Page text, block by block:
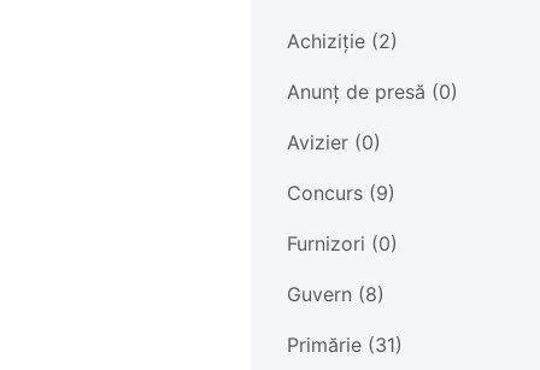
Achiziție (2)
Anunț de presă (0)
Avizier (0)
Concurs (9)
Furnizori (0)
Guvern (8)
Primărie (31)